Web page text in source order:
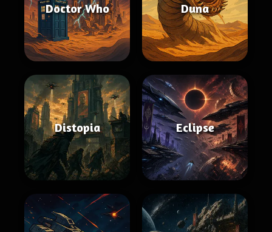
Doctor Who Duna
Distopia Eclipse